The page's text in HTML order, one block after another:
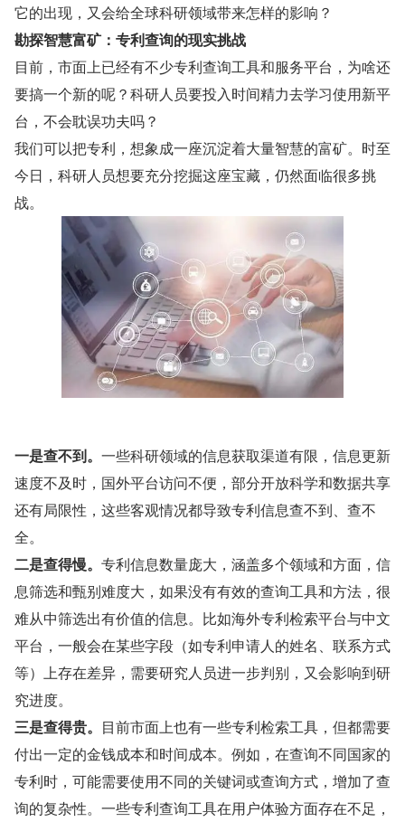
它的出现，又会给全球科研领域带来怎样的影响？
勘探智慧富矿：专利查询的现实挑战
目前，市面上已经有不少专利查询工具和服务平台，为啥还
要搞一个新的呢？科研人员要投入时间精力去学习使用新平
台，不会耽误功夫吗？
我们可以把专利，想象成一座沉淀着大量智慧的富矿。时至
今日，科研人员想要充分挖掘这座宝藏，仍然面临很多挑
战。
一是查不到。 一些科研领域的信息获取渠道有限，信息更新
速度不及时，国外平台访问不便，部分开放科学和数据共享
还有局限性，这些客观情况都导致专利信息查不到、查不
全。
二是查得慢。 专利信息数量庞大，涵盖多个领域和方面，信
息筛选和甄别难度大，如果没有有效的查询工具和方法，很
难从中筛选出有价值的信息。比如海外专利检索平台与中文
平台，一般会在某些字段（如专利申请人的姓名、联系方式
等）上存在差异，需要研究人员进一步判别，又会影响到研
究进度。
三是查得贵。 目前市面上也有一些专利检索工具，但都需要
付出一定的金钱成本和时间成本。例如，在查询不同国家的
专利时，可能需要使用不同的关键词或查询方式，增加了查
询的复杂性。一些专利查询工具在用户体验方面存在不足，